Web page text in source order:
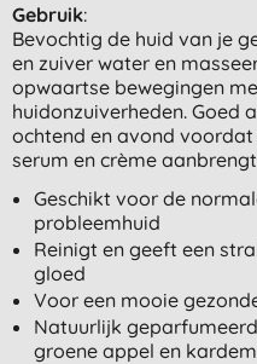
Gebruik:
Bevochtig de huid van je
en zuiver water en
opwaartse bewegingen
huidonzuiverheden. Goed
ochtend en avond
serum en crème
Geschikt voor de
probleemhuid
Reinigt en geeft een
gloed
Voor een mooie
Natuurlijk
groene appel en